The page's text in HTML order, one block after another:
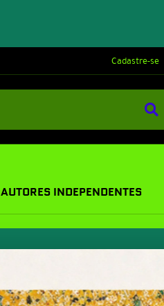
Cadastre-se
AUTORES INDEPENDENTES